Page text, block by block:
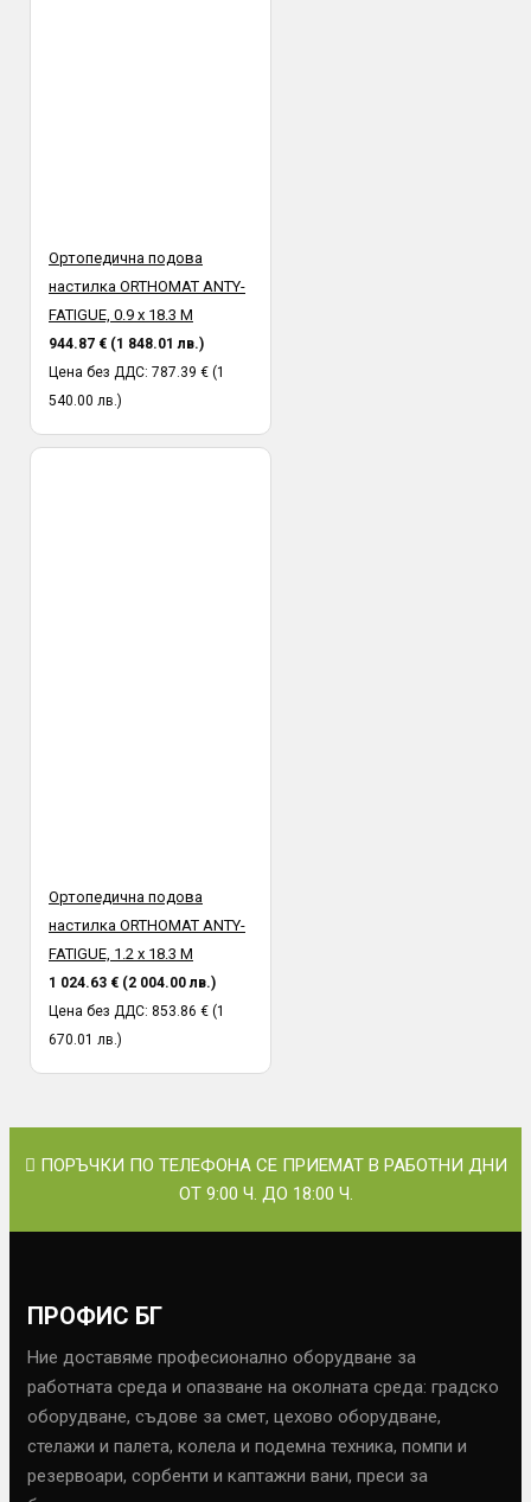
Ортопедична подова
настилка ORTHOMAT ANTY-
FATIGUE, 0.9 х 18.3 M
944.87 € (1 848.01 лв.)
Цена без ДДС: 787.39 € (1
540.00 лв.)
Ортопедична подова
настилка ORTHOMAT ANTY-
FATIGUE, 1.2 х 18.3 М
1 024.63 € (2 004.00 лв.)
Цена без ДДС: 853.86 € (1
670.01 лв.)
ПОРЪЧКИ ПО ТЕЛЕФОНА СЕ ПРИЕМАТ В РАБОТНИ ДНИ
ОТ 9:00 Ч. ДО 18:00 Ч.
ПРОФИС БГ
Ние доставяме професионално оборудване за
работната среда и опазване на околната среда: градско
оборудване, съдове за смет, цехово оборудване,
стелажи и палета, колела и подемна техника, помпи и
резервоари, сорбенти и каптажни вани, преси за